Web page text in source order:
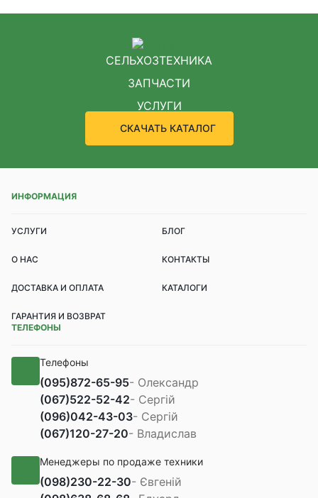
СЕЛЬХОЗТЕХНИКА
ЗАПЧАСТИ
УСЛУГИ
СКАЧАТЬ КАТАЛОГ
ИНФОРМАЦИЯ
УСЛУГИ БЛОГ
О НАС КОНТАКТЫ
ДОСТАВКА И ОПЛАТА КАТАЛОГИ
ГАРАНТИЯ И ВОЗВРАТ
ТЕЛЕФОНЫ
Телефоны
(095)872-65-95- Олександр
(067)522-52-42- Сергій
(096)042-43-03- Сергій
(067)120-27-20- Владислав
Менеджеры по продаже техники
(098)230-22-30- Євгеній